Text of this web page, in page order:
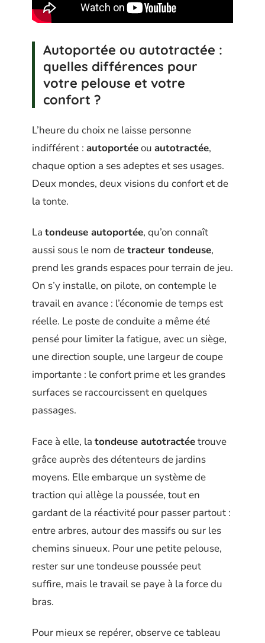
Autoportée ou autotractée :
quelles différences pour
votre pelouse et votre
confort ?
L’heure du choix ne laisse personne
indifférent : autoportéeou autotractée,
chaque option a ses adeptes et ses usages.
Deux mondes, deux visions du confort et de
la tonte.
La tondeuse autoportée, qu’on connaît
aussi sous le nom detracteur tondeuse,
prend les grands espaces pour terrain de jeu.
On s’y installe, on pilote, on contemple le
travail en avance : l’économie de temps est
réelle. Le poste de conduite a même été
pensé pour limiter la fatigue, avec un siège,
une direction souple, une largeur de coupe
importante : le confort prime et les grandes
surfaces se raccourcissent en quelques
passages.
Face à elle, la tondeuse autotractéetrouve
grâce auprès des détenteurs de jardins
moyens. Elle embarque un système de
traction qui allège la poussée, tout en
gardant de la réactivité pour passer partout :
entre arbres, autour des massifs ou sur les
chemins sinueux. Pour une petite pelouse,
rester sur une tondeuse poussée peut
suffire, mais le travail se paye à la force du
bras.
Pour mieux se repérer, observe ce tableau